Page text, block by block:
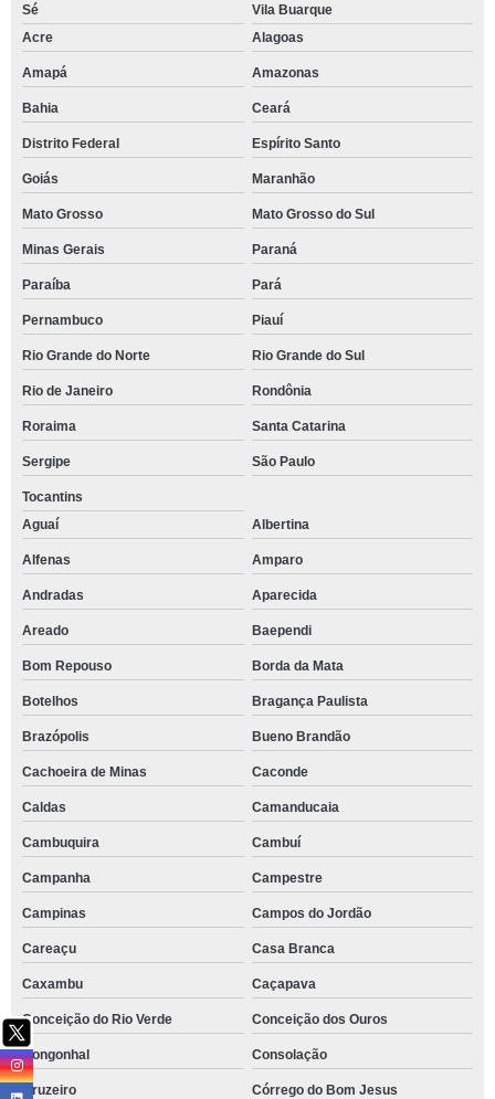
Sé
Vila Buarque
Acre
Alagoas
Amapá Amazonas
Bahia Ceará
Distrito Federal Espírito Santo
Goiás Maranhão
Mato Grosso Mato Grosso do Sul
Minas Gerais Paraná
Paraíba Pará
Pernambuco Piauí
Rio Grande do Norte Rio Grande do Sul
Rio de Janeiro Rondônia
Roraima Santa Catarina
Sergipe São Paulo
Tocantins
Aguaí
Albertina
Alfenas Amparo
Andradas Aparecida
Areado Baependi
Bom Repouso Borda da Mata
Botelhos Bragança Paulista
Brazópolis Bueno Brandão
Cachoeira de Minas Caconde
Caldas Camanducaia
Cambuquira Cambuí
Campanha Campestre
Campinas Campos do Jordão
Careaçu Casa Branca
Caxambu Caçapava
Conceição do Rio Verde Conceição dos Ouros
Congonhal Consolação
Cruzeiro Córrego do Bom Jesus